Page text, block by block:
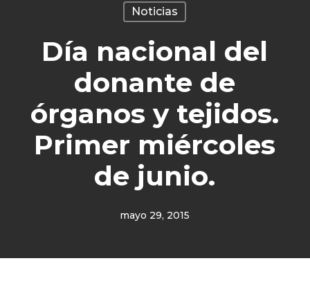
Noticias
Día nacional del
donante de
órganos y tejidos.
Primer miércoles
de junio.
mayo 29, 2015